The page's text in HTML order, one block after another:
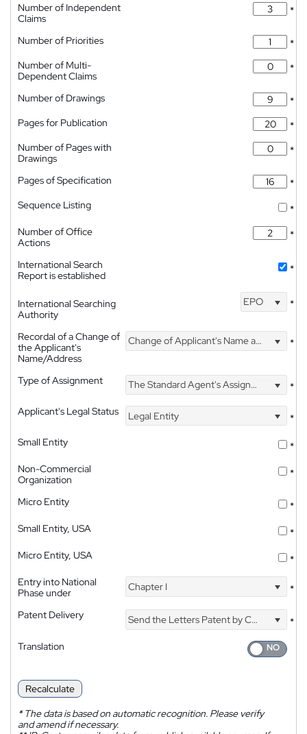
Number of Independent
Claims
*
Number of Priorities
*
Number of Multi-
Dependent Claims
*
Number of Drawings
*
Pages for Publication
*
Number of Pages with
Drawings
*
Pages of Specification
*
Sequence Listing
*
Number of Office
Actions
*
International Search
Report is established
*
International Searching
Authority
EPO *
Recordal of a Change of
the Applicant's
Name/Address
Change of Applicant's Name and Address *
Type of Assignment The Standard Agent's Assignment
*
Applicant's Legal Status
Legal Entity
*
Small Entity
*
Non-Commercial
Organization
*
Micro Entity
*
Small Entity, USA
*
Micro Entity, USA
*
Entry into National
Phase under
Chapter I *
Patent Delivery Send the Letters Patent by Courier
*
Translation
Recalculate
*The data is based on automatic recognition. Please verify
and amend if necessary.